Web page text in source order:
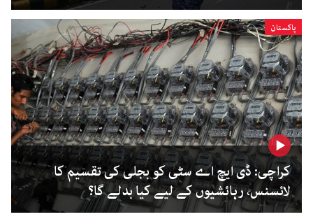
پاکستان
کراچی: ڈی ایچ اے سٹی کو بجلی کی تقسیم کا
لائسنس، رہائشیوں کے لیے کیا بدلے گا؟